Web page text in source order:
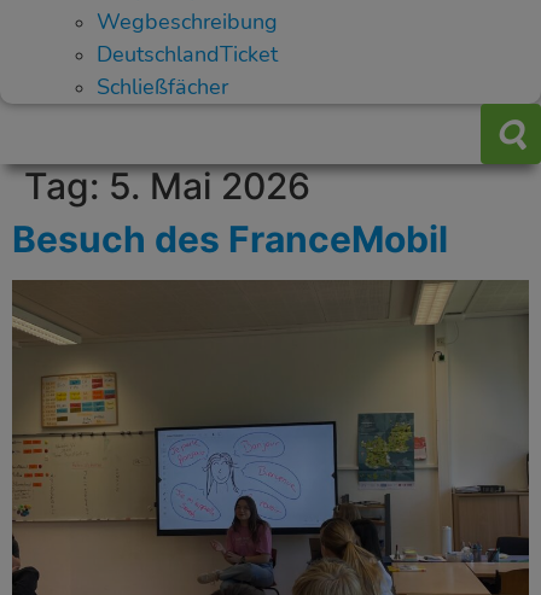
Wegbeschreibung
DeutschlandTicket
Schließfächer
Tag:5. Mai 2026
Besuch des FranceMobil